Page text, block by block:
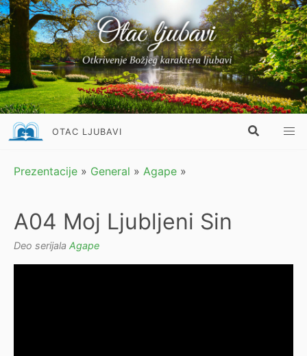
OTAC LJUBAVI
Prezentacije » General » Agape »
A04 Moj Ljubljeni Sin
Deo serijala Agape